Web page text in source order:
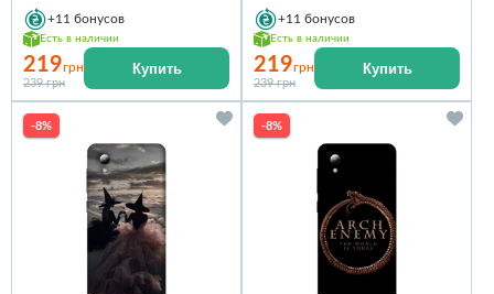
+11 бонусов
Есть в наличии
219грн
239 грн
Купить
+11 бонусов
Есть в наличии
219грн
239 грн
Купить
-8% -8%